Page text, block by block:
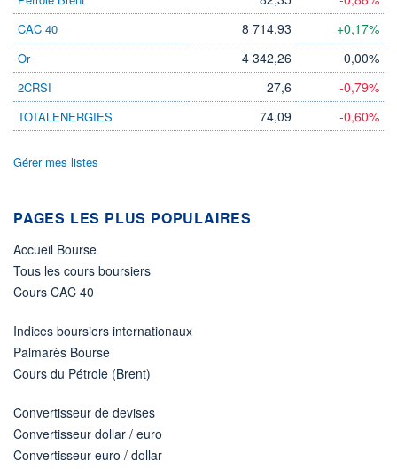
27.07.26 / 15:55:17
ÉLIGIBILITÉ
Boursobank
CAC 40 8 714,93 +0,17%
Or 4 342,26 0,00%
2CRSI 27,6 -0,79%
TOTALENERGIES 74,09 -0,60%
Gérer mes listes
PAGES LES PLUS POPULAIRES
Accueil Bourse
Tous les cours boursiers
Cours CAC 40
Indices boursiers internationaux
Palmarès Bourse
Cours du Pétrole (Brent)
Convertisseur de devises
Convertisseur dollar / euro
Convertisseur euro / dollar